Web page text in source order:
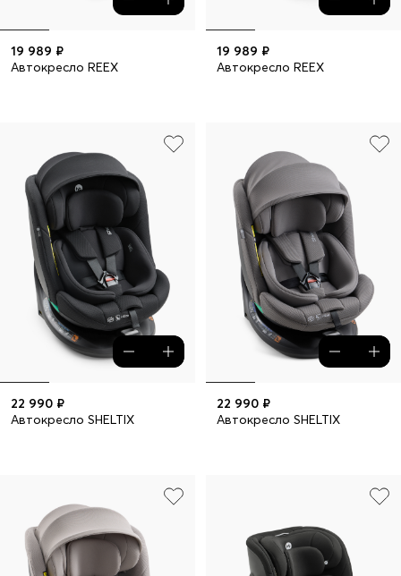
19 989 ₽
Автокресло REEX
19 989 ₽
Автокресло REEX
22 990 ₽
Автокресло SHELTIX
22 990 ₽
Автокресло SHELTIX